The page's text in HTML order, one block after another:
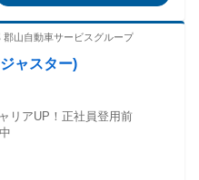
山自動車サービスグループ
ャスター)
リアUP！正社員登用前